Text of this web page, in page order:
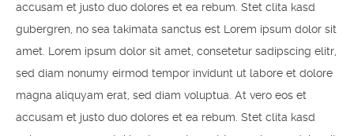
accusam et justo duo dolores et ea rebum. Stet clita kasd
gubergren, no sea takimata sanctus est Lorem ipsum dolor sit
amet. Lorem ipsum dolor sit amet, consetetur sadipscing elitr,
sed diam nonumy eirmod tempor invidunt ut labore et dolore
magna aliquyam erat, sed diam voluptua. At vero eos et
accusam et justo duo dolores et ea rebum. Stet clita kasd